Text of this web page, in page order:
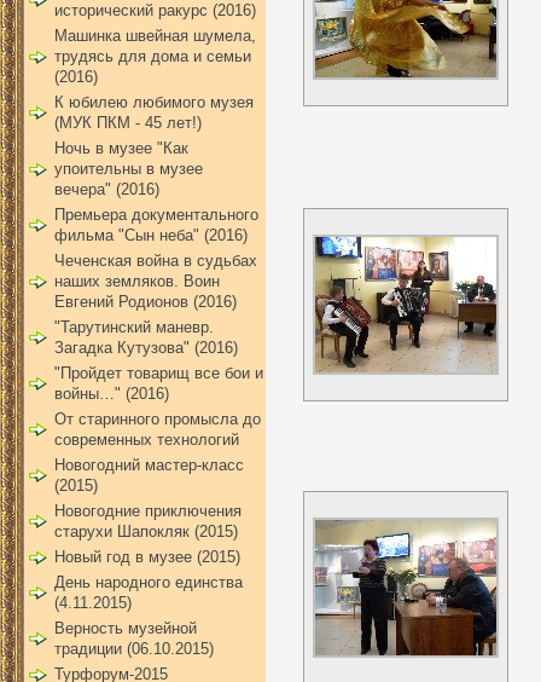
исторический ракурс (2016)
Машинка швейная шумела,
трудясь для дома и семьи
(2016)
К юбилею любимого музея
(МУК ПКМ - 45 лет!)
Ночь в музее "Как
упоительны в музее
вечера" (2016)
Премьера документального
фильма "Сын неба" (2016)
Чеченская война в судьбах
наших земляков. Воин
Евгений Родионов (2016)
"Тарутинский маневр.
Загадка Кутузова" (2016)
"Пройдет товарищ все бои и
войны…" (2016)
От старинного промысла до
современных технологий
Новогодний мастер-класс
(2015)
Новогодние приключения
старухи Шапокляк (2015)
Новый год в музее (2015)
День народного единства
(4.11.2015)
Верность музейной
традиции (06.10.2015)
Турфорум-2015